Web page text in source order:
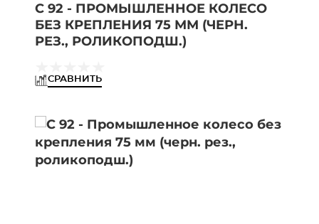
C 92 - ПРОМЫШЛЕННОЕ КОЛЕСО
БЕЗ КРЕПЛЕНИЯ 75 ММ (ЧЕРН.
РЕЗ., РОЛИКОПОДШ.)
СРАВНИТЬ